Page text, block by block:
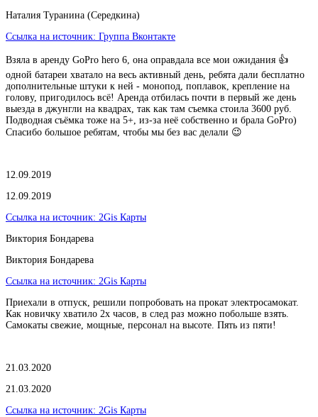
Наталия Туранина (Середкина)
Ссылка на источник: Группа Вконтакте
Взяла в аренду GoPro hero 6, она оправдала все мои ожидания 👍
одной батареи хватало на весь активный день, ребята дали бесплатно
дополнительные штуки к ней - монопод, поплавок, крепление на
голову, пригодилось всё! Аренда отбилась почти в первый же день
выезда в джунгли на квадрах, так как там съемка стоила 3600 руб.
Подводная съёмка тоже на 5+, из-за неё собственно и брала GoPro)
Спасибо большое ребятам, чтобы мы без вас делали 😉
12.09.2019
12.09.2019
Ссылка на источник: 2Gis Карты
Виктория Бондарева
Виктория Бондарева
Ссылка на источник: 2Gis Карты
Приехали в отпуск, решили попробовать на прокат электросамокат.
Как новичку хватило 2х часов, в след раз можно побольше взять.
Самокаты свежие, мощные, персонал на высоте. Пять из пяти!
21.03.2020
21.03.2020
Ссылка на источник: 2Gis Карты